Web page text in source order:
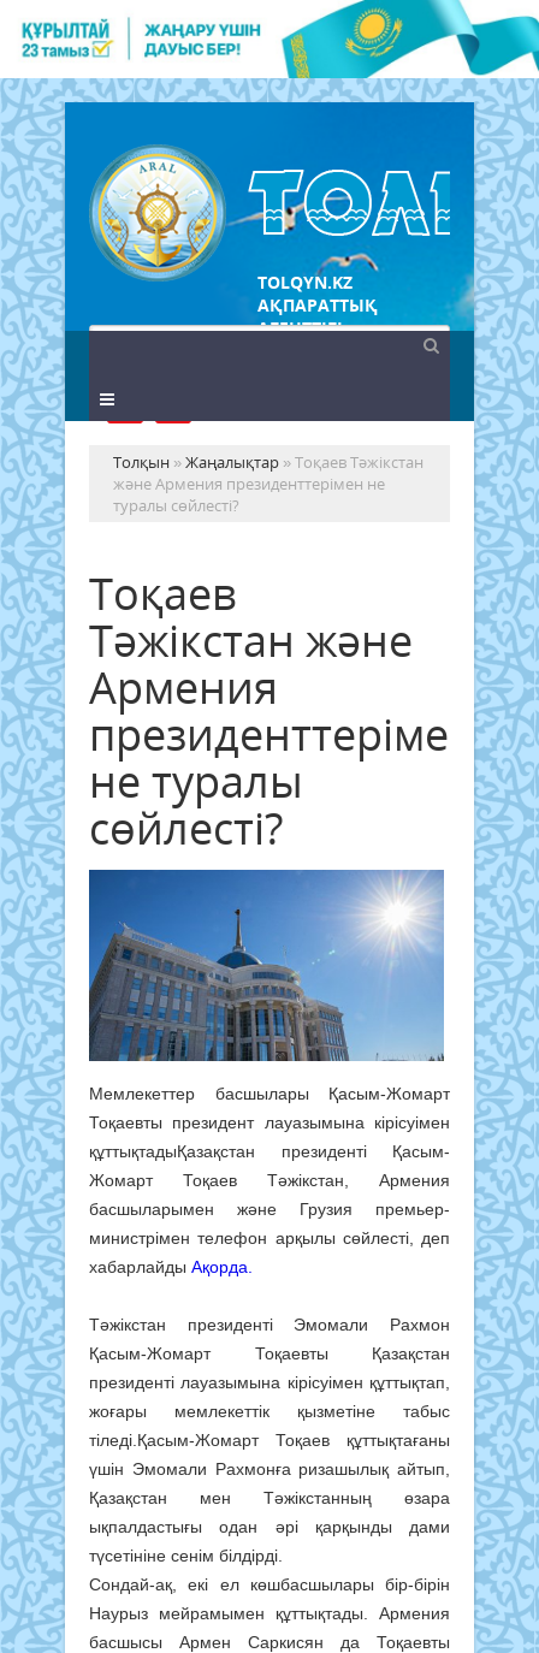
TOLQYN.KZ
АҚПАРАТТЫҚ
АГЕНТТІГІ
Толқын »Жаңалықтар » Тоқаев Тәжікстан
және Армения президенттерімен не
туралы сөйлесті?
Тоқаев
Тәжікстан және
Армения
президенттерімен
не туралы
сөйлесті?
Мемлекеттер басшылары Қасым-Жомарт
Тоқаевты президент лауазымына кірісуімен
құттықтадыҚазақстан президенті Қасым-
Жомарт Тоқаев Тәжікстан, Армения
басшыларымен және Грузия премьер-
министрімен телефон арқылы сөйлесті, деп
хабарлайды Ақорда.
Тәжікстан президенті Эмомали Рахмон
Қасым-Жомарт Тоқаевты Қазақстан
президенті лауазымына кірісуімен құттықтап,
жоғары мемлекеттік қызметіне табыс
тіледі.Қасым-Жомарт Тоқаев құттықтағаны
үшін Эмомали Рахмонға ризашылық айтып,
Қазақстан мен Тәжікстанның өзара
ықпалдастығы одан әрі қарқынды дами
түсетініне сенім білдірді.
Сондай-ақ, екі ел көшбасшылары бір-бірін
Наурыз мейрамымен құттықтады. Армения
басшысы Армен Саркисян да Тоқаевты